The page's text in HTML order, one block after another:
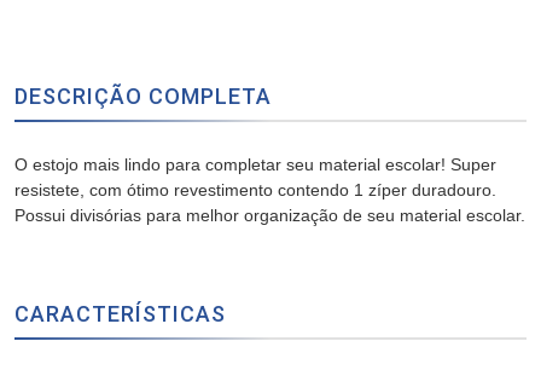
DESCRIÇÃO COMPLETA
O estojo mais lindo para completar seu material escolar! Super
resistete, com ótimo revestimento contendo 1 zíper duradouro.
Possui divisórias para melhor organização de seu material escolar.
CARACTERÍSTICAS